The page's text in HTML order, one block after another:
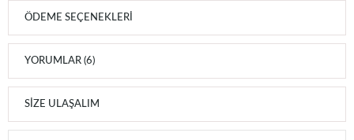
ÖDEME SEÇENEKLERI
YORUMLAR (6)
SIZE ULAŞALIM